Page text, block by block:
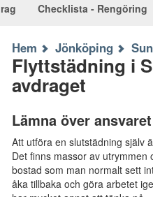
Checklista - Rengöring
Hem Jönköping
Flyttstädning i
avdraget
Lämna över
Att utföra en slutstädning själv
Det finns massor av
bostad som man normalt sett
åka tillbaka och göra arbetet